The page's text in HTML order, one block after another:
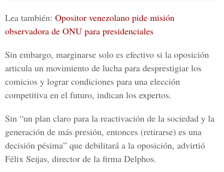
Lea también: Opositor venezolano pide misión
observadora de ONU para presidenciales
Sin embargo, marginarse solo es efectivo si la oposición
articula un movimiento de lucha para desprestigiar los
comicios y lograr condiciones para una elección
competitiva en el futuro, indican los expertos.
Sin “un plan claro para la reactivación de la sociedad y la
generación de más presión, entonces (retirarse) es una
decisión pésima” que debilitará a la oposición, advirtió
Félix Seijas, director de la firma Delphos.